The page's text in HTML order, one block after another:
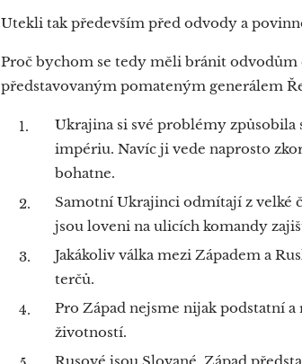
Utekli tak především před odvody a
Proč bychom se tedy měli bránit
představovaným pomateným generálem
Ukrajina si své problémy způsobila
impériu. Navíc ji vede naprosto
bohatne.
Samotní Ukrajinci odmítají z velké
jsou loveni na ulicích komandy
Jakákoliv válka mezi Západem a
terčů.
Pro Západ nejsme nijak podstatní
životností.